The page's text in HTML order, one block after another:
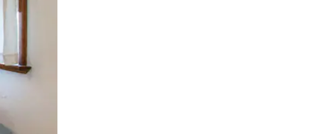
tocando y deslizando la pantalla.